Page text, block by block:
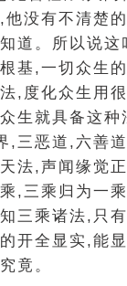
没有不清楚
道。所以说这
基,一切众生
,度化众生用
生就具备这种
,三恶道,六善
法,声闻缘觉
,三乘归为一
三乘诸法,只
开全显实,能
竟。